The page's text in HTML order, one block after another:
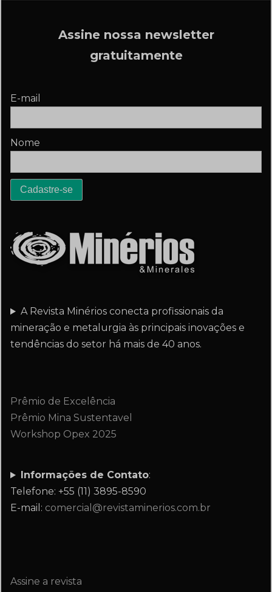
Assine nossa newsletter
gratuitamente
E-mail
Nome
A Revista Minérios conecta profissionais da
mineração e metalurgia às principais inovações e
tendências do setor há mais de 40 anos.
Prêmio de Excelência
Prêmio Mina Sustentavel
Workshop Opex 2025
Informações de Contato:
Telefone: +55 (11) 3895-8590
E-mail: comercial@revistaminerios.com.br
Assine a revista